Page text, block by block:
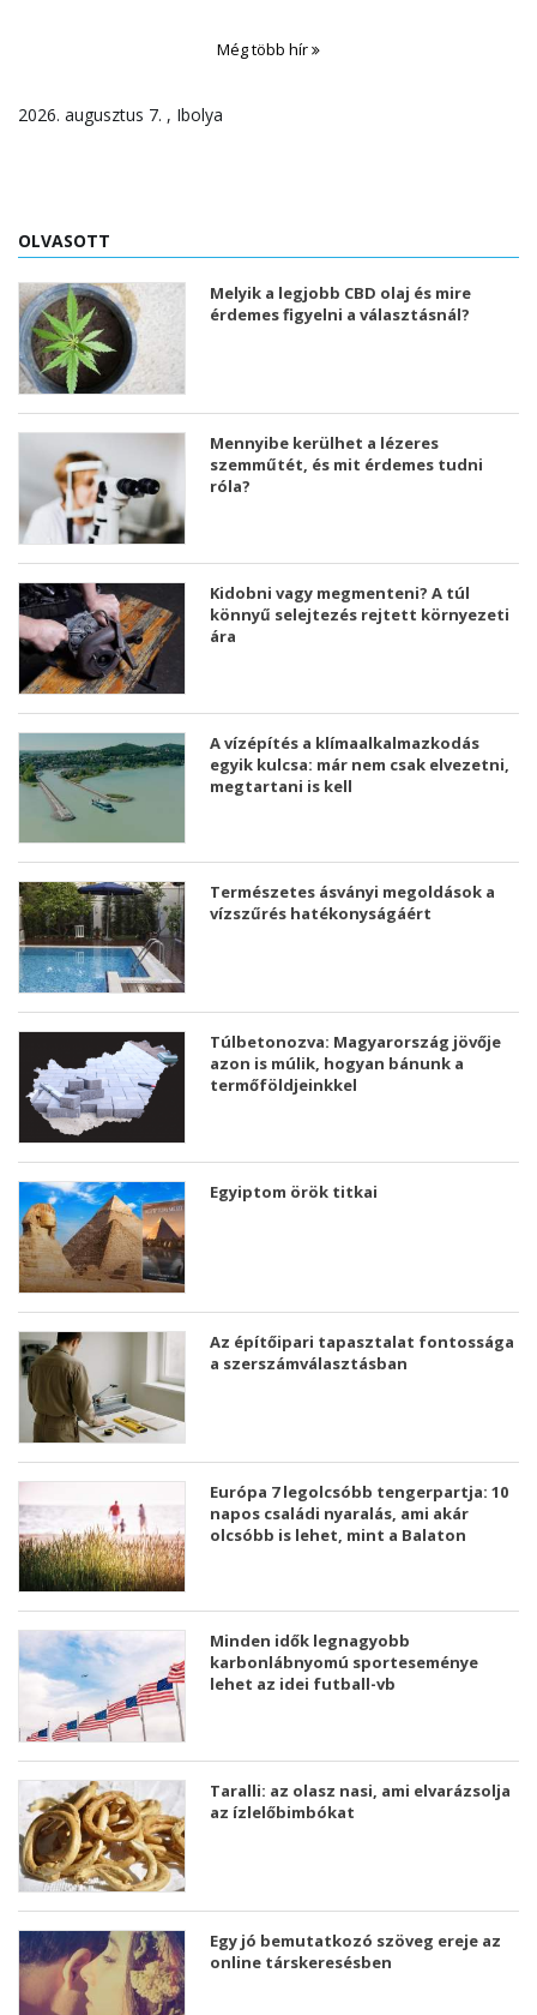
Még több hír
2026. augusztus 7. , Ibolya
OLVASOTT
Melyik a legjobb CBD olaj és mire
érdemes figyelni a választásnál?
Mennyibe kerülhet a lézeres
szemműtét, és mit érdemes tudni
róla?
Kidobni vagy megmenteni? A túl
könnyű selejtezés rejtett környezeti
ára
A vízépítés a klímaalkalmazkodás
egyik kulcsa: már nem csak elvezetni,
megtartani is kell
Természetes ásványi megoldások a
vízszűrés hatékonyságáért
Túlbetonozva: Magyarország jövője
azon is múlik, hogyan bánunk a
termőföldjeinkkel
Egyiptom örök titkai
Az építőipari tapasztalat fontossága
a szerszámválasztásban
Európa 7 legolcsóbb tengerpartja: 10
napos családi nyaralás, ami akár
olcsóbb is lehet, mint a Balaton
Minden idők legnagyobb
karbonlábnyomú sporteseménye
lehet az idei futball-vb
Taralli: az olasz nasi, ami elvarázsolja
az ízlelőbimbókat
Egy jó bemutatkozó szöveg ereje az
online társkeresésben